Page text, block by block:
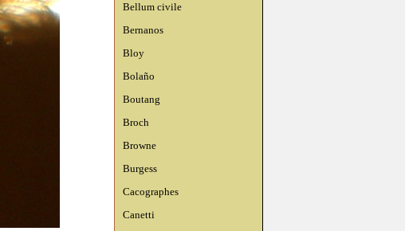
Bellum civile
Bernanos
Bloy
Bolaño
Boutang
Broch
Browne
Burgess
Cacographes
Canetti